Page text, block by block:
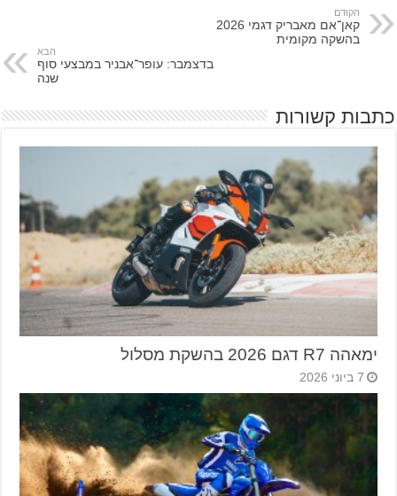
הקודם
קאן־אם מאבריק דגמי 2026
בהשקה מקומית
הבא
בדצמבר: עופר־אבניר במבצעי סוף
שנה
כתבות קשורות
ימאהה R7 דגם 2026 בהשקת מסלול
7 ביוני 2026